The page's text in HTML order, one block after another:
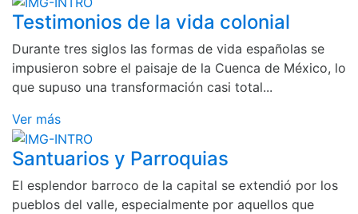
Testimonios de la vida colonial
Durante tres siglos las formas de vida españolas se
impusieron sobre el paisaje de la Cuenca de México, lo
que supuso una transformación casi total...
Ver más
Santuarios y Parroquias
El esplendor barroco de la capital se extendió por los
pueblos del valle, especialmente por aquellos que